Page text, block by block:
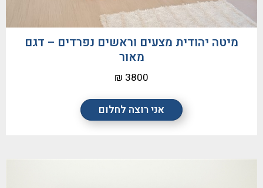
אני רוצה לחלום
מיטה יהודית מצעים וראשים נפרדים – דגם
מאור
3800 ₪